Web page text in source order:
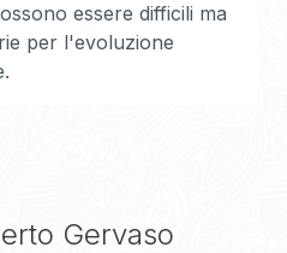
essere difficili ma
per l'evoluzione
Gervaso